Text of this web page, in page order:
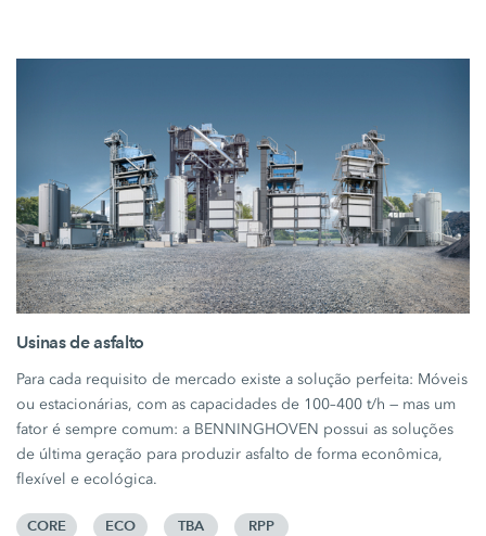
Usinas de asfalto
Para cada requisito de mercado existe a solução perfeita: Móveis
ou estacionárias, com as capacidades de 100–400 t/h — mas um
fator é sempre comum: a BENNINGHOVEN possui as soluções
de última geração para produzir asfalto de forma econômica,
flexível e ecológica.
CORE ECO TBA RPP